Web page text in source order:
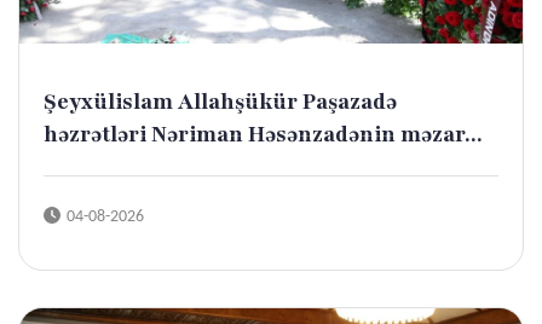
Şeyxülislam Allahşükür Paşazadə
həzrətləri Nəriman Həsənzadənin məzar...
04-08-2026